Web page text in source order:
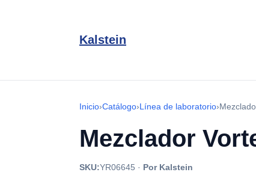
Kalstein
Inicio›Catálogo›Línea de laboratorio›
Mezclador
SKU:YR06645 · Por Kalstein